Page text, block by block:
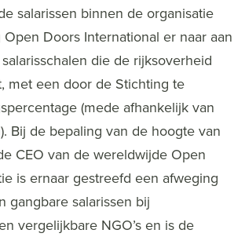
salarissen binnen de organisatie
Doors International er naar aan
die de rijksoverheid
met een door de Stichting te
(mede afhankelijk van
Bij de bepaling van de hoogte van
CEO van de wereldwijde Open
is ernaar gestreefd een afweging
gangbare salarissen bij
vergelijkbare NGO’s en is de